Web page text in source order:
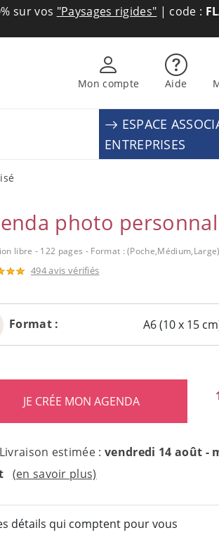
sur vos "Paysages rigides" | code :
Mon compte Aide
ESPACE
ENTREPRISES
photo
libre - 122 pages - Format : (Poche,Médium,Large)
494 avis vérifiés
Format :
Livraison estimée :vendredi 14 août -
(en savoir plus)
détails qui comptent pour vous